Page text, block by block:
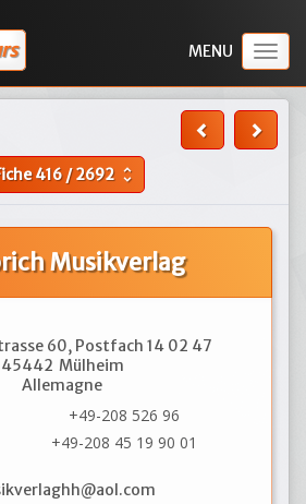
416/2692 unfold_more
Musikverlag
60, Postfach 14 02 47
45442 Mülheim
Allemagne
+49-208 526 96
+49-208 45 19 90 01